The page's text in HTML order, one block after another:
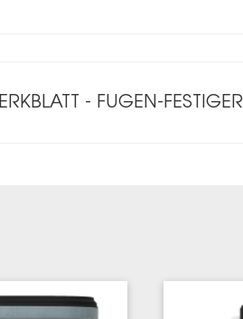
- FUGEN-FESTIGER